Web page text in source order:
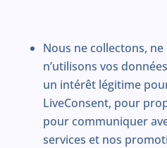
Nous ne collectons,
n’utilisons vos
un intérêt légitime
LiveConsent, pour
pour communiquer
services et nos